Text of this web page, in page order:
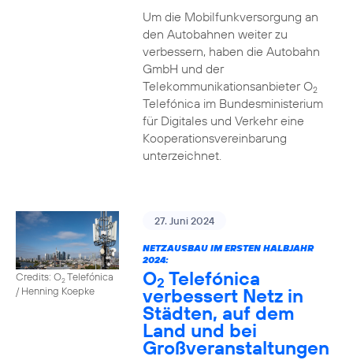
Um die Mobilfunkversorgung an
den Autobahnen weiter zu
verbessern, haben die Autobahn
GmbH und der
Telekommunikationsanbieter O2
Telefónica im Bundesministerium
für Digitales und Verkehr eine
Kooperationsvereinbarung
unterzeichnet.
Credits: O2Telefónica
/ Henning Koepke
27. Juni 2024
NETZAUSBAU IM ERSTEN HALBJAHR
2024:
O2 Telefónica
verbessert Netz in
Städten, auf dem
Land und bei
Großveranstaltungen